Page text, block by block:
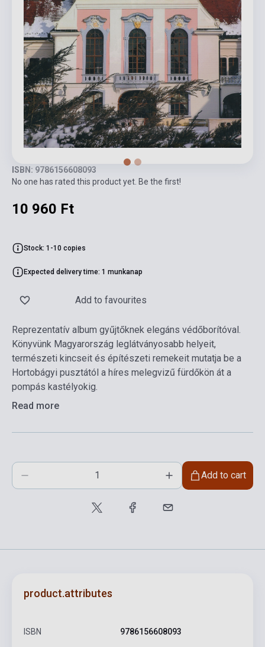
ISBN: 9786156608093
No one has rated this product yet. Be the first!
10 960 Ft
Stock: 1-10 copies
Expected delivery time: 1 munkanap
Add to favourites
Reprezentatív album gyűjtőknek elegáns védőborítóval.
Könyvünk Magyarország leglátványosabb helyeit,
természeti kincseit és építészeti remekeit mutatja be a
Hortobágyi pusztától a híres melegvizű fürdőkön át a
pompás kastélyokig.
Read more
Add to cart
product.attributes
ISBN 9786156608093